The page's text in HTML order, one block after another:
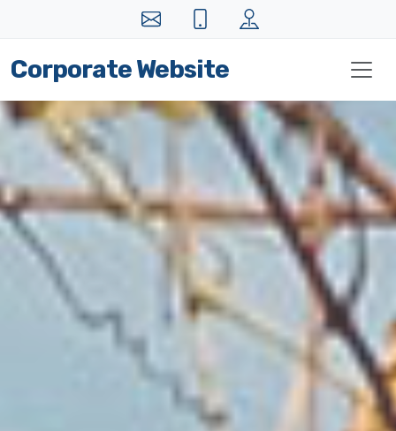
Corporate Website